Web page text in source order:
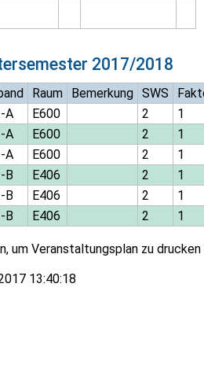
2017/2018
Raum Bemerkung SWS
A E600 2
1
A E600 2
1
A E600 2
1
B E406 2
1
B E406 2
1
B E406 2 1
um Veranstaltungsplan zu drucken
13:40:18